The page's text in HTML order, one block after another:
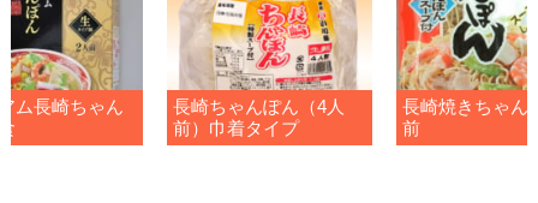
ム長崎ちゃん
長崎ちゃんぽん（4人
前）巾着タイプ
長崎焼きちゃん
前